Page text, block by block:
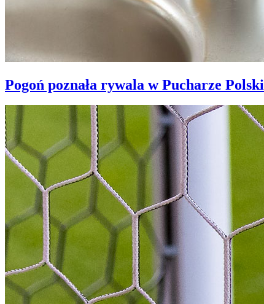
Pogoń poznała rywala w Pucharze Polski